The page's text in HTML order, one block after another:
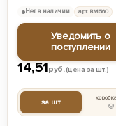
14,51руб.(цена за шт.)
за шт.
Нет в наличии арт. ВМ560
Уведомить о
поступлении